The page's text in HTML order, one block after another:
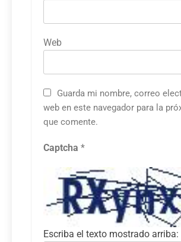
Web
Guarda mi nombre, correo
web en este navegador para la
que comente.
Captcha *
Escriba el texto mostrado arriba: